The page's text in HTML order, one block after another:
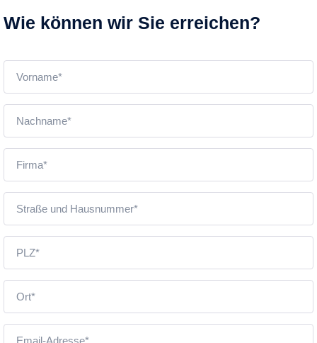
Wie können wir Sie erreichen?